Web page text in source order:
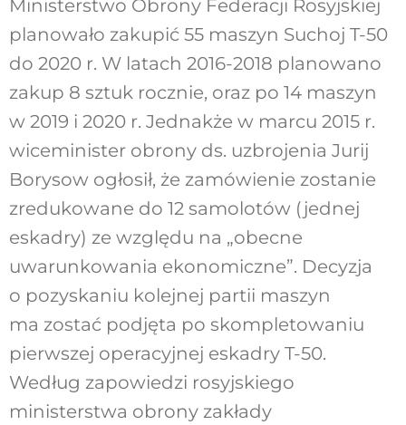
Ministerstwo Obrony Federacji Rosyjskiej
planowało zakupić 55 maszyn Suchoj T-50
do 2020 r. W latach 2016-2018 planowano
zakup 8 sztuk rocznie, oraz po 14 maszyn
w 2019 i 2020 r. Jednakże w marcu 2015 r.
wiceminister obrony ds. uzbrojenia Jurij
Borysow ogłosił, że zamówienie zostanie
zredukowane do 12 samolotów (jednej
eskadry) ze względu na „obecne
uwarunkowania ekonomiczne”. Decyzja
o pozyskaniu kolejnej partii maszyn
ma zostać podjęta po skompletowaniu
pierwszej operacyjnej eskadry T-50.
Według zapowiedzi rosyjskiego
ministerstwa obrony zakłady